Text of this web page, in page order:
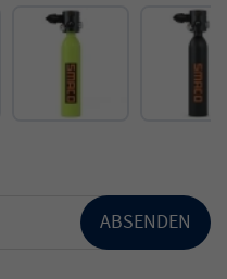
ABSENDEN